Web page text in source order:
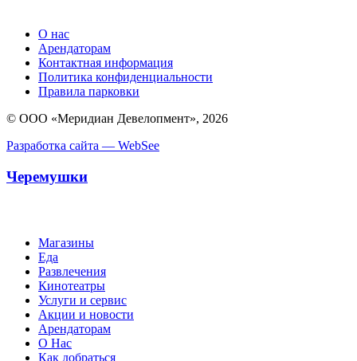
О нас
Арендаторам
Контактная информация
Политика конфиденциальности
Правила парковки
© ООО «Меридиан Девелопмент», 2026
Разработка сайта — WebSee
Черемушки
Магазины
Еда
Развлечения
Кинотеатры
Услуги и сервис
Акции и новости
Арендаторам
О Нас
Как добраться